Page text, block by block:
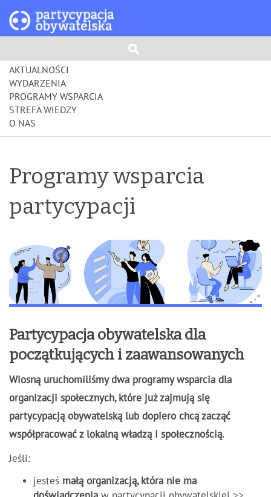
AKTUALNOŚCI
WYDARZENIA
PROGRAMY WSPARCIA
STREFA WIEDZY
O NAS
Programy wsparcia
partycypacji
Partycypacja obywatelska dla
początkujących i zaawansowanych
Wiosną uruchomiliśmy dwa programy wsparcia dla
organizacji społecznych, które już zajmują się
partycypacją obywatelską lub dopiero chcą zacząć
współpracować z lokalną władzą i społecznością.
Jeśli:
jesteś małą organizacją, która nie ma